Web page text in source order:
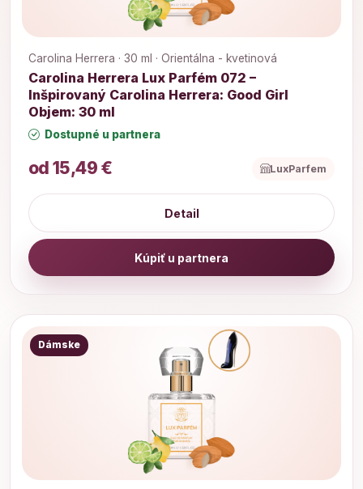
Carolina Herrera · 30 ml · Orientálna - kvetinová
Carolina Herrera Lux Parfém 072 –
Inšpirovaný Carolina Herrera: Good Girl
Objem: 30 ml
Dostupné u partnera
od 15,49 € LuxParfem
Detail
Kúpiť u partnera
Dámske